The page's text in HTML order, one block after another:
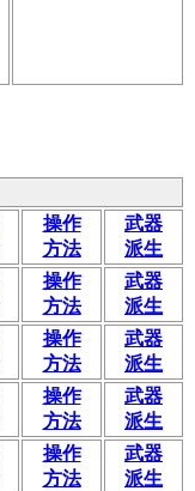
操作
方法
武器
派生
操作
方法
武器
派生
操作
方法
武器
派生
操作
方法
武器
派生
操作
方法
武器
派生